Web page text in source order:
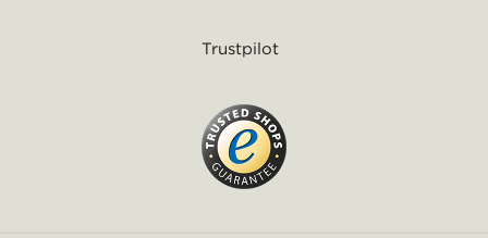
Trustpilot